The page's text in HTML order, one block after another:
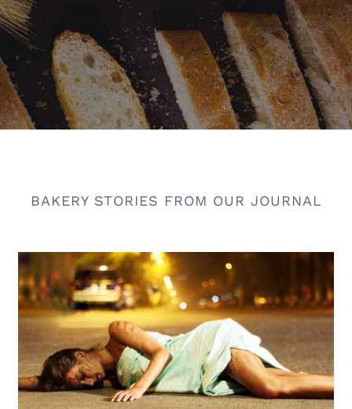
BAKERY STORIES FROM OUR JOURNAL